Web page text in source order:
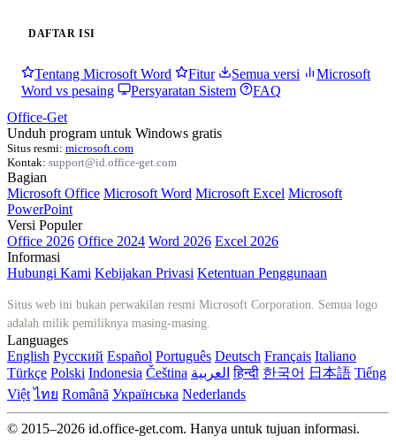
DAFTAR ISI
Tentang Microsoft Word Fitur Semua versi
Microsoft
Word vs pesaing
Persyaratan Sistem
FAQ
Office-Get
Unduh program untuk Windows gratis
Situs resmi: microsoft.com
Kontak: support@id.office-get.com
Bagian
Microsoft Office Microsoft Word Microsoft Excel Microsoft
PowerPoint
Versi Populer
Office 2026 Office 2024 Word 2026 Excel 2026
Informasi
Hubungi Kami Kebijakan Privasi Ketentuan Penggunaan
Situs web ini bukan perwakilan resmi Microsoft Corporation. Semua logo
adalah milik pemiliknya masing-masing.
Languages
English Русский Español Português Deutsch Français Italiano
Türkçe Polski Indonesia Čeština العربية हिन्दी 한국어 日本語 Tiếng
Việt ไทย Română Українська Nederlands
© 2015–2026 id.office-get.com. Hanya untuk tujuan informasi.